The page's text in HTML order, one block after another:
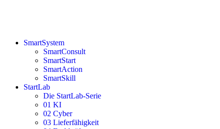
SmartSystem
SmartConsult
SmartStart
SmartAction
SmartSkill
StartLab
Die StartLab-Serie
01 KI
02 Cyber
03 Lieferfähigkeit